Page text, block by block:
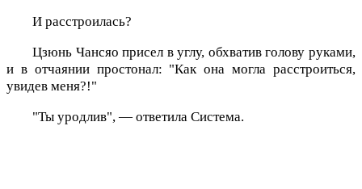
И расстроилась?
Цзюнь Чансяо присел в углу, обхватив голову руками,
и в отчаянии простонал: "Как она могла расстроиться,
увидев меня?!"
"Ты уродлив", — ответила Система.